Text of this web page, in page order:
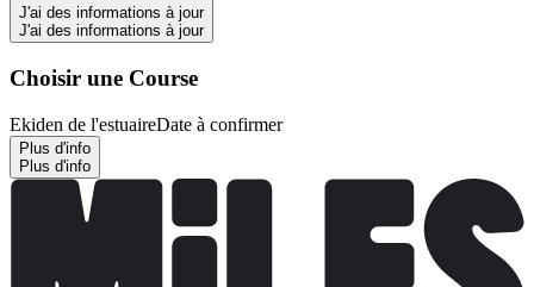
J'ai des informations à jour
J'ai des informations à jour
Choisir une Course
Ekiden de l'estuaireDate à confirmer
Plus d'info
Plus d'info